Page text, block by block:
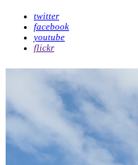
twitter
facebook
youtube
flickr